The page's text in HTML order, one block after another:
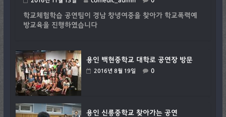
학교체험학습 공연팀이 경남 창녕여중을 찾아가 학교폭력예
방교육을 진행하였습니다
용인 백현중학교 대학로 공연장 방문
2016년 8월 19일 0
용인 신릉중학교 찾아가는 공연